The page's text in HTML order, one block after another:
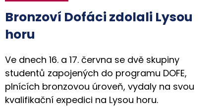
Bronzoví Dofáci zdolali Lysou
horu
Ve dnech 16. a 17. června se dvě skupiny
studentů zapojených do programu DOFE,
plnících bronzovou úroveň, vydaly na svou
kvalifikační expedici na Lysou horu.